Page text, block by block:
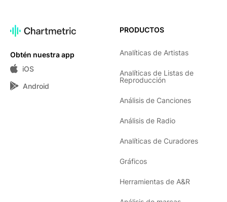
Obtén nuestra app
iOS
Android
PRODUCTOS
Analíticas de Artistas
Analíticas de Listas de
Reproducción
Análisis de Canciones
Análisis de Radio
Analíticas de Curadores
Gráficos
Herramientas de A&R